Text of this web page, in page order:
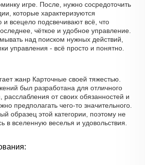
игре. После, нужно сосредоточить
которые характеризуются
и всецело подсвечивают всё, что
чёткое и удобное управление.
над поиском нужных действий,
управления - всё просто и понятно.
жанр Карточные своей тяжестью.
был разработана для отличного
от своих обязанностей и
предполагать чего-то значительного.
образец этой категории, поэтому не
в вселенную веселья и удовольствия.